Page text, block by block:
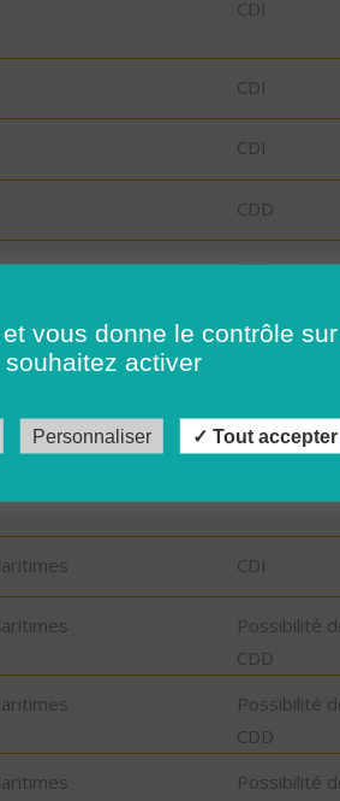
CDI
CDI
CDI
CDD
CDD
CDI
CDI
Possibilité
CDD
Possibilité
CDD
Possibilité
vous donne le contrôle
souhaitez activer
Personnaliser Tout accepter